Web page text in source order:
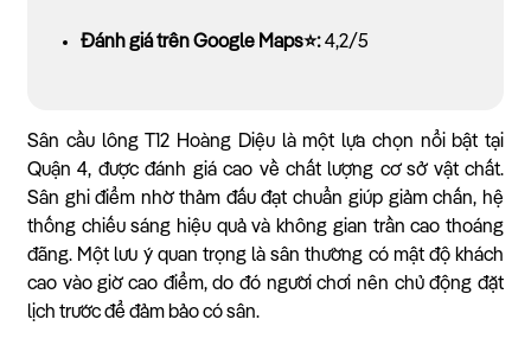
Đánh giá trên Google Maps⭐:4,2/5
Sân cầu lông T12 Hoàng Diệu là một lựa chọn nổi bật tại
Quận 4, được đánh giá cao về chất lượng cơ sở vật chất.
Sân ghi điểm nhờ thảm đấu đạt chuẩn giúp giảm chấn, hệ
thống chiếu sáng hiệu quả và không gian trần cao thoáng
đãng. Một lưu ý quan trọng là sân thường có mật độ khách
cao vào giờ cao điểm, do đó người chơi nên chủ động đặt
lịch trước để đảm bảo có sân.